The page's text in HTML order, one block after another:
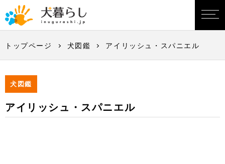
トップページ 犬図鑑 アイリッシュ・スパニエル
犬図鑑
アイリッシュ・スパニエル